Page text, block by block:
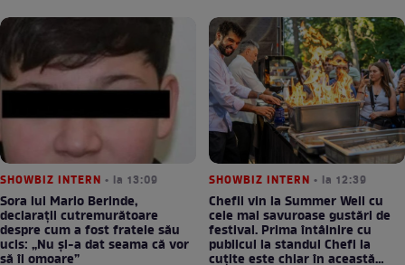
SHOWBIZ INTERN • la 13:09
Sora lui Mario Berinde,
declarații cutremurătoare
despre cum a fost fratele său
ucis: „Nu și-a dat seama că vor
să îl omoare”
SHOWBIZ INTERN • la 12:39
Chefii vin la Summer Well cu
cele mai savuroase gustări de
festival. Prima întâlnire cu
publicul la standul Chefi la
cuțite este chiar în această